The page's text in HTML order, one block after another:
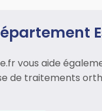
vous aide
de traitements